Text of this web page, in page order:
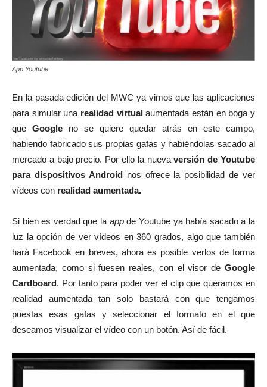
App Youtube
En la pasada edición del MWC ya vimos que las aplicaciones
para simular una realidad virtualaumentada están en boga y
que Google no se quiere quedar atrás en este campo,
habiendo fabricado sus propias gafas y habiéndolas sacado al
mercado a bajo precio. Por ello la nuevaversión de Youtube
para dispositivos Androidnos ofrece la posibilidad de ver
vídeos con realidad aumentada.
Si bien es verdad que la appde Youtube ya había sacado a la
luz la opción de ver vídeos en 360 grados, algo que también
hará Facebook en breves, ahora es posible verlos de forma
aumentada, como si fuesen reales, con el visor de Google
Cardboard. Por tanto para poder ver el clip que queramos en
realidad aumentada tan solo bastará con que tengamos
puestas esas gafas y seleccionar el formato en el que
deseamos visualizar el vídeo con un botón. Así de fácil.